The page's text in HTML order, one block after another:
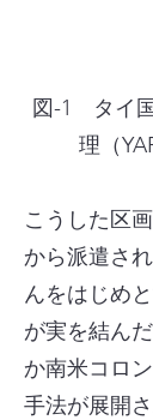
図-1 タイ
理（
こうした区
から派遣さ
んをはじめ
が実を結ん
か南米コロ
手法が展開